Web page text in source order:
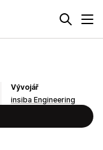
Vývojář
insiba Engineering